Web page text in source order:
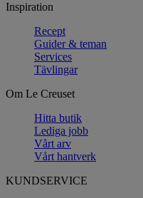
Inspiration
Recept
Guider & teman
Services
Tävlingar
Om Le Creuset
Hitta butik
Lediga jobb
Vårt arv
Vårt hantverk
KUNDSERVICE